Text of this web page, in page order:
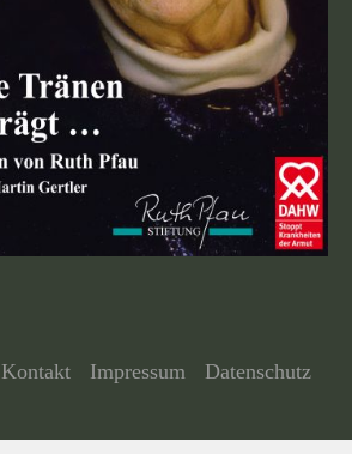
Kontakt Impressum
Datenschutz